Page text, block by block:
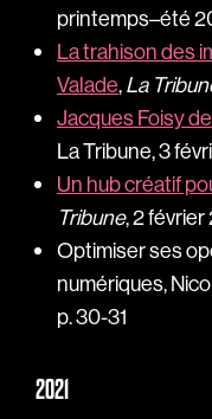
printemps–été
La trahison des
Valade,La
Jacques Foisy
La Tribune, 3
Un hub créatif
Tribune, 2
Optimiser ses
numériques,
p. 30-31
2021